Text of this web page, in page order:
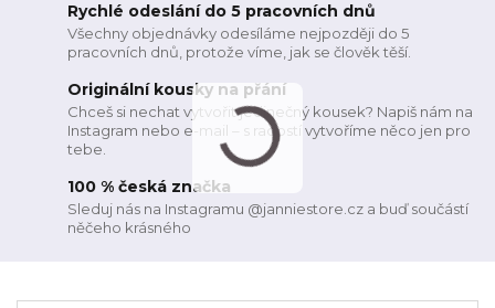
Rychlé odeslání do 5 pracovních dnů
Všechny objednávky odesíláme nejpozději do 5
pracovních dnů, protože víme, jak se člověk těší.
Originální kousky na přání
Chceš si nechat vytvořit jedinečný kousek? Napiš nám na
Instagram nebo e-mail – s radostí vytvoříme něco jen pro
tebe.
100 % česká značka
Sleduj nás na Instagramu @janniestore.cz a buď součástí
něčeho krásného